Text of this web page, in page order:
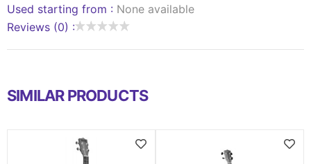
Used starting from : None available
Reviews (0) :
SIMILAR PRODUCTS